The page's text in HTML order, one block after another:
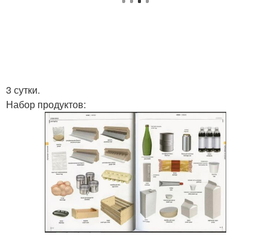
3 сутки.
Набор продуктов: